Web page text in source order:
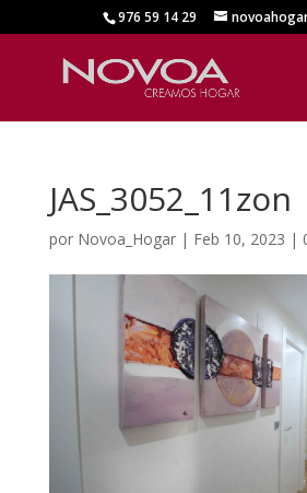
976 59 14 29
JAS_3052_11zon
por Novoa_Hogar| Feb 10, 2023 |